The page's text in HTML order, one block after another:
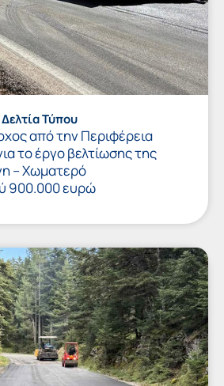
Δελτία Τύπου
από την Περιφέρεια
το έργο βελτίωσης της
– Χωματερό
900.000 ευρώ